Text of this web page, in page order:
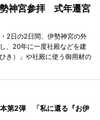
神宮参拝 式年遷宮
2日の2日間、伊勢神宮の外
、20年に一度社殿などを建
き）」や社殿に使う御用材の
第2弾 「私に還る『お伊